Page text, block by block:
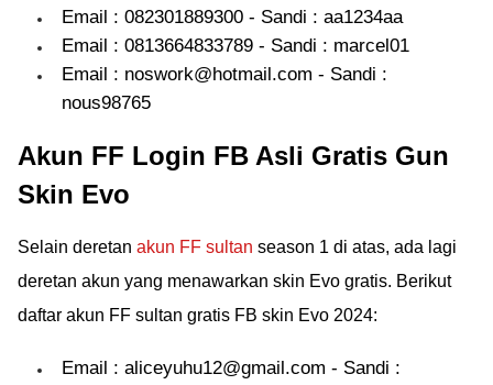
Email : 082301889300 - Sandi : aa1234aa
Email : 0813664833789 - Sandi : marcel01
Email : noswork@hotmail.com - Sandi :
nous98765
Akun FF Login FB Asli Gratis Gun
Skin Evo
Selain deretan akun FF sultan season 1 di atas, ada lagi
deretan akun yang menawarkan skin Evo gratis. Berikut
daftar akun FF sultan gratis FB skin Evo 2024:
Email : aliceyuhu12@gmail.com - Sandi :